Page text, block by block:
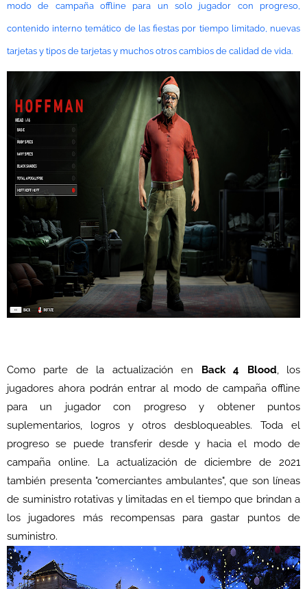
modo de campaña offline para un solo jugador con progreso,
contenido interno temático de las fiestas por tiempo limitado, nuevas
tarjetas y tipos de tarjetas y muchos otros cambios de calidad de vida.
Como parte de la actualización en Back 4 Blood, los
jugadores ahora podrán entrar al modo de campaña offline
para un jugador con progreso y obtener puntos
suplementarios, logros y otros desbloqueables. Toda el
progreso se puede transferir desde y hacia el modo de
campaña online. La actualización de diciembre de 2021
también presenta "comerciantes ambulantes", que son líneas
de suministro rotativas y limitadas en el tiempo que brindan a
los jugadores más recompensas para gastar puntos de
suministro.